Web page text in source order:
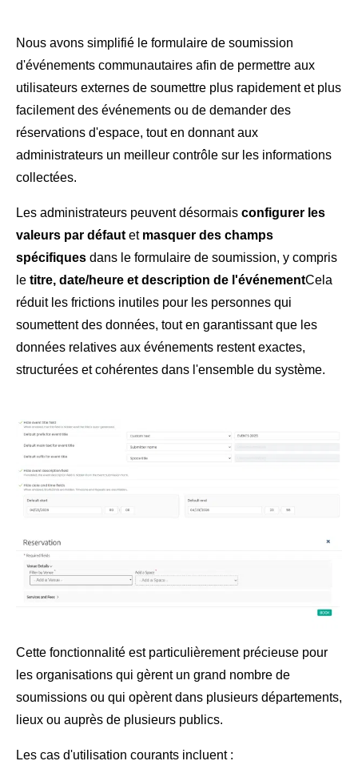
Nous avons simplifié le formulaire de soumission
d'événements communautaires afin de permettre aux
utilisateurs externes de soumettre plus rapidement et plus
facilement des événements ou de demander des
réservations d'espace, tout en donnant aux
administrateurs un meilleur contrôle sur les informations
collectées.
Les administrateurs peuvent désormais configurer les
valeurs par défaut et masquer des champs
spécifiques dans le formulaire de soumission, y compris
le titre, date/heure et description de l'événementCela
réduit les frictions inutiles pour les personnes qui
soumettent des données, tout en garantissant que les
données relatives aux événements restent exactes,
structurées et cohérentes dans l'ensemble du système.
Cette fonctionnalité est particulièrement précieuse pour
les organisations qui gèrent un grand nombre de
soumissions ou qui opèrent dans plusieurs départements,
lieux ou auprès de plusieurs publics.
Les cas d'utilisation courants incluent :